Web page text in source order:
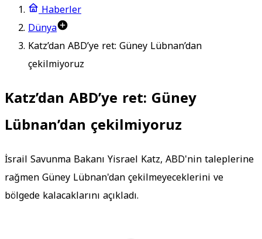
Haberler
Dünya
Katz’dan ABD’ye ret: Güney Lübnan’dan
çekilmiyoruz
Katz’dan ABD’ye ret: Güney
Lübnan’dan çekilmiyoruz
İsrail Savunma Bakanı Yisrael Katz, ABD'nin taleplerine
rağmen Güney Lübnan'dan çekilmeyeceklerini ve
bölgede kalacaklarını açıkladı.